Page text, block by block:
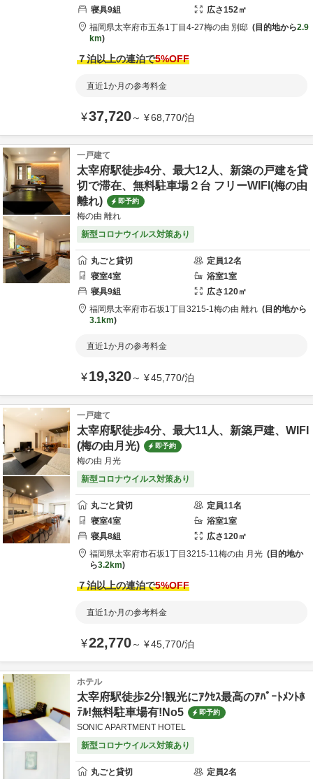
寝具9組 広さ152㎡
福岡県太宰府市五条1丁目4-27梅の由 別邸 目的地から2.9
km
７泊以上の連泊で5%OFF
直近1か月の参考料金
¥37,720～ ¥68,770/泊
一戸建て
太宰府駅徒歩4分、最大12人、新築の戸建を貸
切で滞在、無料駐車場２台 フリーWIFI(梅の由
離れ)
即予約
梅の由 離れ
新型コロナウイルス対策あり
丸ごと貸切 定員12名
寝室4室 浴室1室
寝具9組 広さ120㎡
福岡県太宰府市石坂1丁目3215-1梅の由 離れ
目的地から
3.1km
直近1か月の参考料金
¥19,320～ ¥45,770/泊
一戸建て
太宰府駅徒歩4分、最大11人、新築戸建、WIFI
(梅の由月光)
即予約
梅の由 月光
新型コロナウイルス対策あり
丸ごと貸切 定員11名
寝室4室 浴室1室
寝具8組 広さ120㎡
福岡県太宰府市石坂1丁目3215-11梅の由 月光
目的地か
ら3.2km
７泊以上の連泊で5%OFF
直近1か月の参考料金
¥22,770～ ¥45,770/泊
ホテル
太宰府駅徒歩2分!観光にｱｸｾｽ最高のｱﾊﾟｰﾄﾒﾝﾄﾎ
ﾃﾙ!無料駐車場有!No5
即予約
SONIC APARTMENT HOTEL
新型コロナウイルス対策あり
丸ごと貸切 定員2名